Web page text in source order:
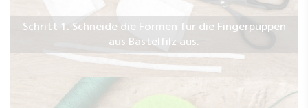
Schritt 1: Schneide die Formen für die Fingerpuppen
aus Bastelfilz aus.